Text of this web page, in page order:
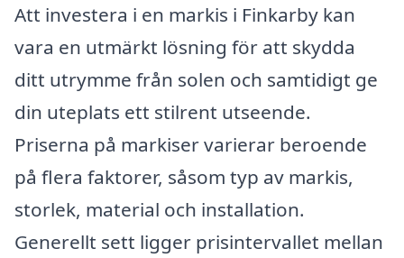
Att investera i en markis i Finkarby kan
vara en utmärkt lösning för att skydda
ditt utrymme från solen och samtidigt ge
din uteplats ett stilrent utseende.
Priserna på markiser varierar beroende
på flera faktorer, såsom typ av markis,
storlek, material och installation.
Generellt sett ligger prisintervallet mellan